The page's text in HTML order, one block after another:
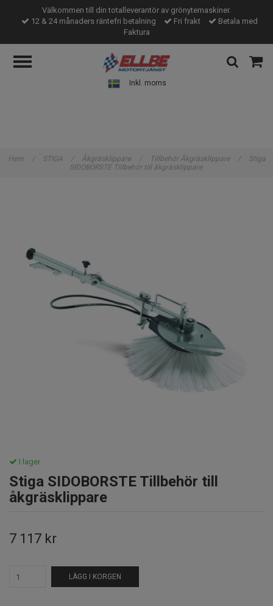
Välkommen till din totalleverantör av grönytemaskiner.
12 & 24 månaders räntefri betalning
Fri frakt
Betala med
Faktura
Inkl. moms
Hem / STIGA / Åkgräsklippare / Tillbehör Åkgräsklippare /
Stiga
SIDOBORSTE Tillbehör till åkgräsklippare
I lager.
Stiga SIDOBORSTE Tillbehör till
åkgräsklippare
7 117 kr
LÄGG I KORGEN